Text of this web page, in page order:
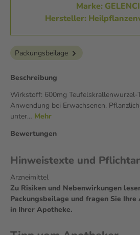
Marke:
Hersteller:
Packungsbeilage
Beschreibung
Wirkstoff: 600mg Teufelskrallenwurzel-
Anwendung bei Erwachsenen.
unter… Mehr
Bewertungen
Hinweistexte und
Arzneimittel
Zu Risiken und Nebenwirkungen
Packungsbeilage und fragen Sie
in Ihrer Apotheke.